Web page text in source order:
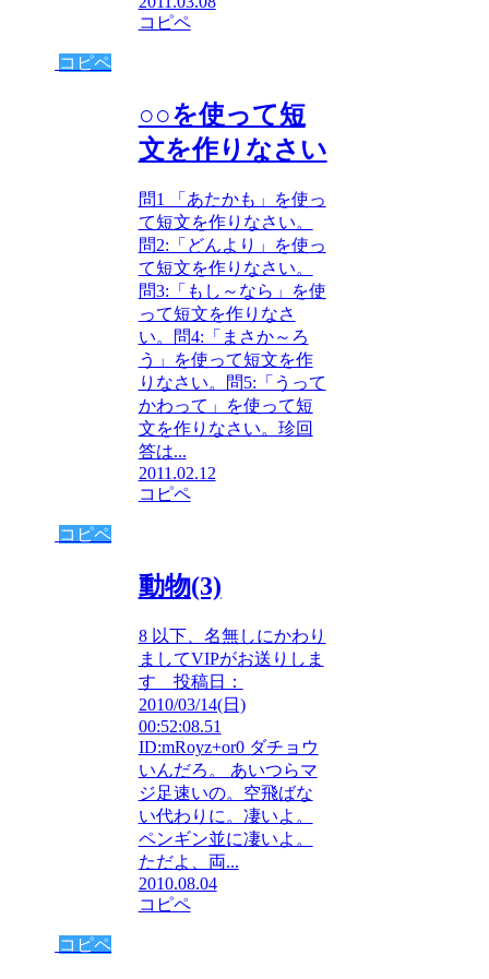
コピペ
コピペ
○○を使って短
文を作りなさい
問1 「あたかも」を使っ
て短文を作りなさい。
問2:「どんより」を使っ
て短文を作りなさい。
問3:「もし～なら」を使
って短文を作りなさ
い。問4:「まさか～ろ
う」を使って短文を作
りなさい。問5:「うって
かわって」を使って短
文を作りなさい。珍回
答は...
2011.02.12
コピペ
コピペ
動物(3)
8 以下、名無しにかわり
ましてVIPがお送りしま
す 投稿日：
2010/03/14(日)
00:52:08.51
ID:mRoyz+or0 ダチョウ
いんだろ。 あいつらマ
ジ足速いの。空飛ばな
い代わりに。凄いよ。
ペンギン並に凄いよ。
ただよ、両...
2010.08.04
コピペ
コピペ